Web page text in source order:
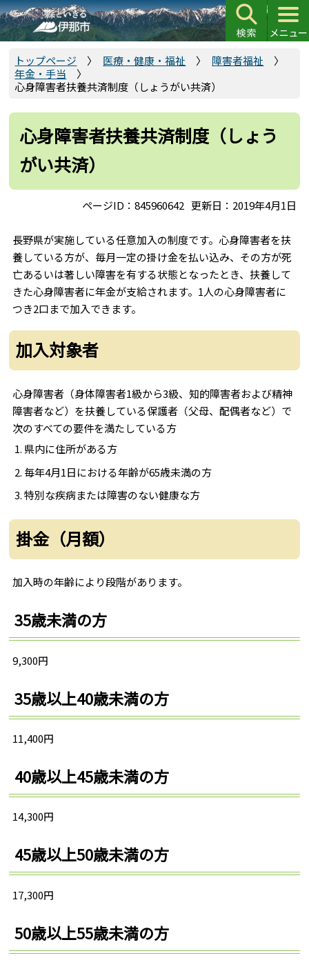
こ
の
ペ
先
トップページ 医療・健康・福祉
障害者福祉
年金・手当
心身障害者扶養共済制度（しょうがい共済）
心身障害者扶養共済制度（しょう
がい共済）
ページID：845960642 更新日：2019年4月1日
長野県が実施している任意加入の制度です。心身障害者を扶
養している方が、毎月一定の掛け金を払い込み、その方が死
亡あるいは著しい障害を有する状態となったとき、扶養して
きた心身障害者に年金が支給されます。1人の心身障害者に
つき2口まで加入できます。
加入対象者
心身障害者（身体障害者1級から3級、知的障害者および精神
障害者など）を扶養している保護者（父母、配偶者など）で
次のすべての要件を満たしている方
県内に住所がある方
毎年4月1日における年齢が65歳未満の方
特別な疾病または障害のない健康な方
掛金（月額）
加入時の年齢により段階があります。
35歳未満の方
9,300円
35歳以上40歳未満の方
11,400円
40歳以上45歳未満の方
14,300円
45歳以上50歳未満の方
17,300円
50歳以上55歳未満の方